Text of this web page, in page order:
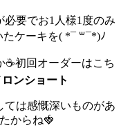
要でお1人様1度のみ
ケーキを( *¯ ꒳¯*)ﾉ
☕初回オーダーはこち
ンショート
は感慨深いものがあ
からね🍓